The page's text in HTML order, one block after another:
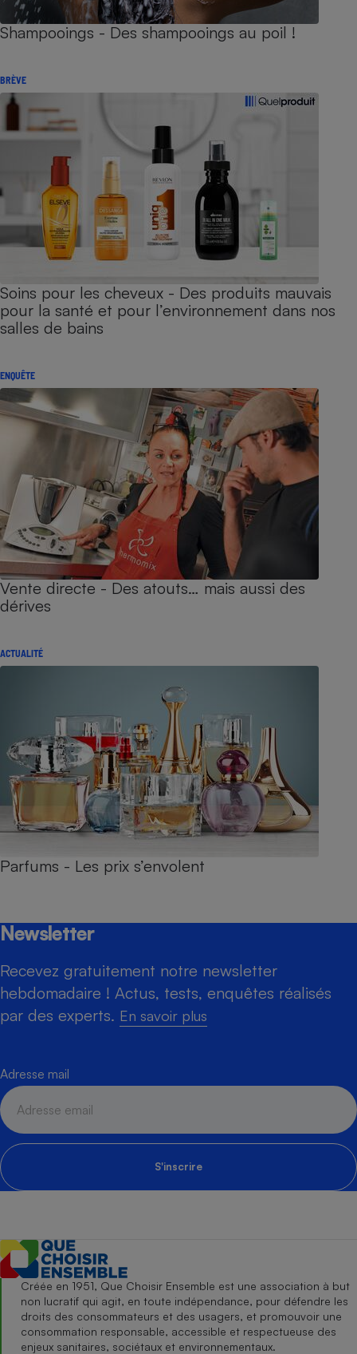
Shampooings - Des shampooings au poil !
BRÈVE
Soins pour les cheveux - Des produits mauvais
pour la santé et pour l’environnement dans nos
salles de bains
ENQUÊTE
Vente directe - Des atouts… mais aussi des
dérives
ACTUALITÉ
Parfums - Les prix s’envolent
Newsletter
Recevez gratuitement notre newsletter
hebdomadaire ! Actus, tests, enquêtes réalisés
par des experts. En savoir plus
Adresse mail
S'inscrire
Créée en 1951, Que Choisir Ensemble est une association à but
non lucratif qui agit, en toute indépendance, pour défendre les
droits des consommateurs et des usagers, et promouvoir une
consommation responsable, accessible et respectueuse des
enjeux sanitaires, sociétaux et environnementaux.